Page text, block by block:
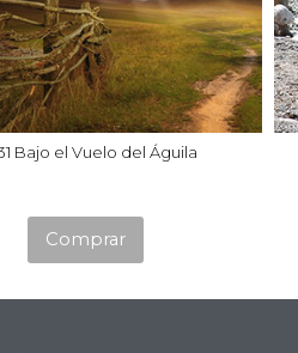
Bajo el Vuelo del Águila
Comprar
Este